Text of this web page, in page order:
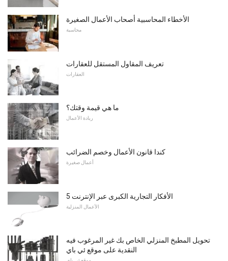
الأخطاء المحاسبية أصحاب الأعمال الصغيرة
محاسبة
تعريف المقاول المستقل للعقارات
العقارات
ما هي قيمة وقتك؟
ريادة الأعمال
كندا قانون الأعمال وخصم الضرائب
أعمال صغيرة
5 الأفكار التجارية الكبرى عبر الإنترنت
الأعمال المنزلية
تحويل المطبخ المنزلي الخاص بك غير المرغوب فيه
النقدية على موقع ئي باي